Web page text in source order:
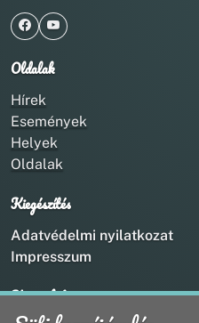
Oldalak
Hírek
Események
Helyek
Oldalak
Kiegészítés
Adatvédelmi nyilatkozat
Impresszum
Kapcsolat